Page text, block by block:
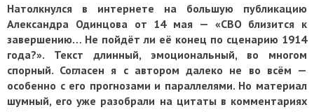
Натолкнулся в интернете на большую публикацию
Александра Одинцова от 14 мая — «СВО близится к
завершению… Не пойдёт ли её конец по сценарию 1914
года?». Текст длинный, эмоциональный, во многом
спорный. Согласен я с автором далеко не во всём —
особенно с его прогнозами и параллелями. Но материал
шумный, его уже разобрали на цитаты в комментариях